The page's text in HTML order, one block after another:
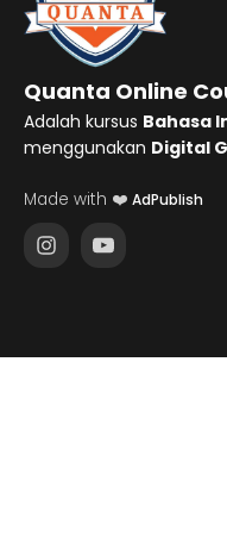
Quanta Online
Adalah kursus Bahasa
menggunakan Digital
Made with ❤️ AdPublish